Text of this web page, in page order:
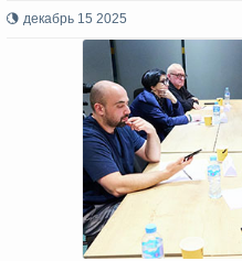
декабрь 15 2025